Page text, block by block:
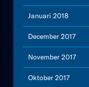
Januari 2018
December 2017
November 2017
Oktober 2017